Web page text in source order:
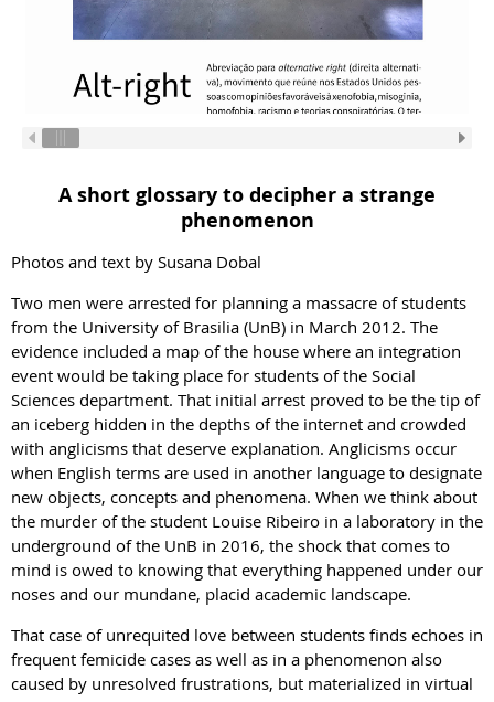
A short glossary to decipher a strange
phenomenon
Photos and text by Susana Dobal
Two men were arrested for planning a massacre of students
from the University of Brasilia (UnB) in March 2012. The
evidence included a map of the house where an integration
event would be taking place for students of the Social
Sciences department. That initial arrest proved to be the tip of
an iceberg hidden in the depths of the internet and crowded
with anglicisms that deserve explanation. Anglicisms occur
when English terms are used in another language to designate
new objects, concepts and phenomena. When we think about
the murder of the student Louise Ribeiro in a laboratory in the
underground of the UnB in 2016, the shock that comes to
mind is owed to knowing that everything happened under our
noses and our mundane, placid academic landscape.
That case of unrequited love between students finds echoes in
frequent femicide cases as well as in a phenomenon also
caused by unresolved frustrations, but materialized in virtual